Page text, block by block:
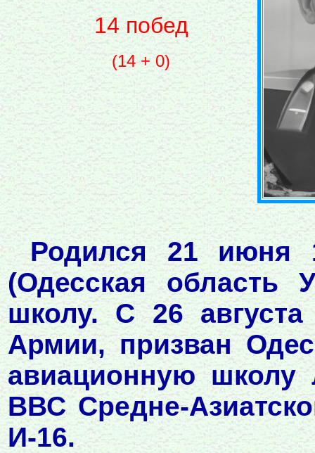
14 побед
(14 + 0)
Родился 21 июня
(Одесская область
школу. С 26
Армии, призван
авиационную школу
ВВС Средне-
И-16.